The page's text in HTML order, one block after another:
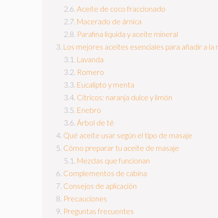
Aceite de coco fraccionado
Macerado de árnica
Parafina líquida y aceite mineral
Los mejores aceites esenciales para añadir a la
Lavanda
Romero
Eucalipto y menta
Cítricos: naranja dulce y limón
Enebro
Árbol de té
Qué aceite usar según el tipo de masaje
Cómo preparar tu aceite de masaje
Mezclas que funcionan
Complementos de cabina
Consejos de aplicación
Precauciones
Preguntas frecuentes